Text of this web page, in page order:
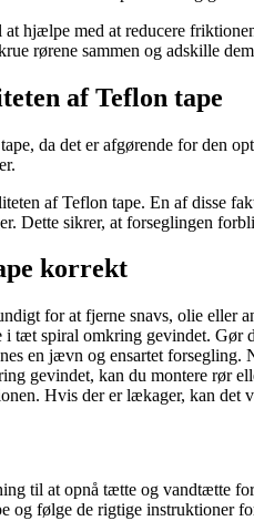
hjælpe med at reducere
rørene sammen og adskille
af Teflon tape
da det er afgørende for den
af Teflon tape. En af disse
Dette sikrer, at forseglingen
korrekt
for at fjerne snavs, olie eller
tæt spiral omkring gevindet. Gør
en jævn og ensartet
gevindet, kan du montere rør
Hvis der er lækager, kan det
til at opnå tætte og vandtætte
følge de rigtige instruktioner